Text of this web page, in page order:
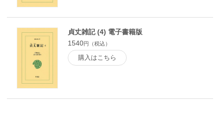
貞丈雑記 (4) 電子書籍版
1540円（税込）
購入はこちら